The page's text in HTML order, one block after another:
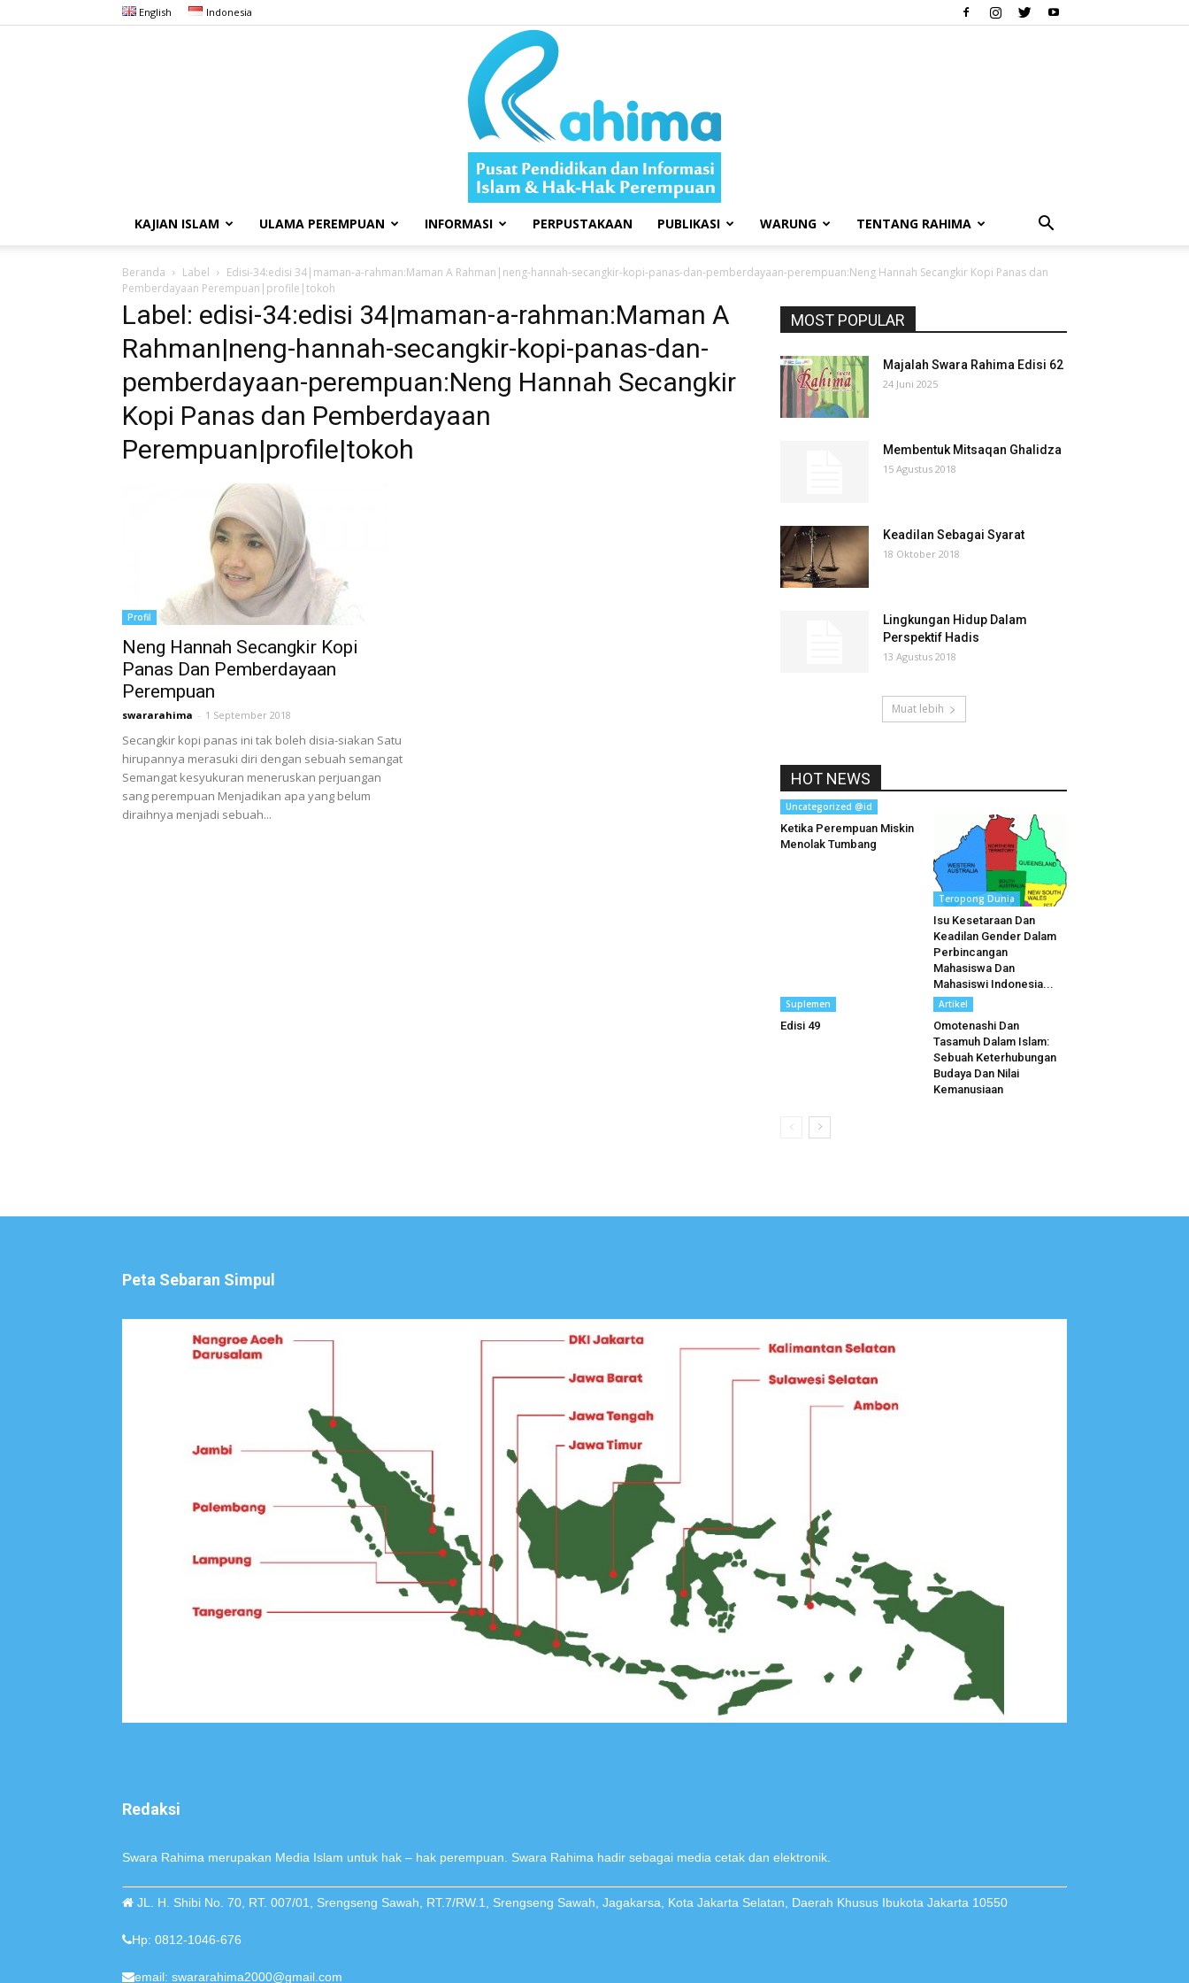
English Indonesia
Rahima
KAJIAN ISLAM ULAMA PEREMPUAN INFORMASI PERPUSTAKAAN PUBLIKASI WARUNG TENTANG RAHIMA
Beranda Label
Edisi-34:edisi 34|maman-a-rahman:Maman A Rahman|neng-hannah-secangkir-kopi-panas-dan-pemberdayaan-perempuan:Neng Hannah Secangkir Kopi Panas dan
Pemberdayaan Perempuan|profile|tokoh
Label: edisi-34:edisi 34|maman-a-rahman:Maman A
Rahman|neng-hannah-secangkir-kopi-panas-dan-
pemberdayaan-perempuan:Neng Hannah Secangkir
Kopi Panas dan Pemberdayaan
Perempuan|profile|tokoh
Profil
Neng Hannah Secangkir Kopi
Panas Dan Pemberdayaan
Perempuan
swararahima - 1 September 2018
Secangkir kopi panas ini tak boleh disia-siakan Satu
hirupannya merasuki diri dengan sebuah semangat
Semangat kesyukuran meneruskan perjuangan
sang perempuan Menjadikan apa yang belum
diraihnya menjadi sebuah...
MOST POPULAR
Majalah Swara Rahima Edisi 62
24 Juni 2025
Membentuk Mitsaqan Ghalidza
15 Agustus 2018
Keadilan Sebagai Syarat
18 Oktober 2018
Lingkungan Hidup Dalam
Perspektif Hadis
13 Agustus 2018
Muat lebih
HOT NEWS
Uncategorized @id
Ketika Perempuan Miskin
Menolak Tumbang
Teropong Dunia
Isu Kesetaraan Dan
Keadilan Gender Dalam
Perbincangan
Mahasiswa Dan
Mahasiswi Indonesia...
Suplemen
Edisi 49
Artikel
Omotenashi Dan
Tasamuh Dalam Islam:
Sebuah Keterhubungan
Budaya Dan Nilai
Kemanusiaan
Peta Sebaran Simpul
Redaksi
Swara Rahima merupakan Media Islam untuk hak – hak perempuan. Swara Rahima hadir sebagai media cetak dan elektronik.
JL. H. Shibi No. 70, RT. 007/01, Srengseng Sawah, RT.7/RW.1, Srengseng Sawah, Jagakarsa, Kota Jakarta Selatan, Daerah Khusus Ibukota Jakarta 10550
Hp: 0812-1046-676
email: swararahima2000@gmail.com